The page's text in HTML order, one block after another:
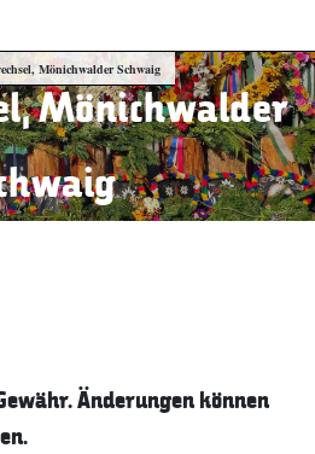
Mönichwalder Schwaig
–
Mönichwalder
Änderungen können